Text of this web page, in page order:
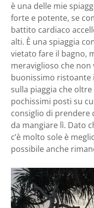
è una delle mie
forte e potente, se
battito cardiaco
alti. È una spiaggia
vietato fare il bagno,
meraviglioso che non
buonissimo ristoante
sulla piaggia che
pochissimi posti su
consiglio di prendere
da mangiare lì. Dato
c’è molto sole è
possibile anche